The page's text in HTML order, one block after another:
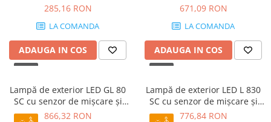
285,16 RON
LA COMANDA
ADAUGA IN COS
671,09 RON
LA COMANDA
ADAUGA IN COS
Lampă de exterior LED GL 80
SC cu senzor de mișcare și
Bluetooth
866,32 RON
Lampă de exterior LED L 830
SC cu senzor de mișcare și
Bluetooth Antracit
776,84 RON